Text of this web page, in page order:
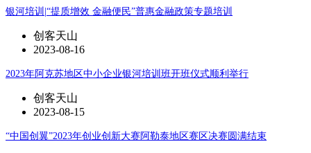
银河培训|“提质增效 金融便民”普惠金融政策专题培训
创客天山
2023-08-16
2023年阿克苏地区中小企业银河培训班开班仪式顺利举行
创客天山
2023-08-15
“中国创翼”2023年创业创新大赛阿勒泰地区赛区决赛圆满结束